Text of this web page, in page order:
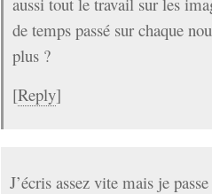
de temps passé sur chaque
plus ?
[Reply]
J’écris assez vite mais je